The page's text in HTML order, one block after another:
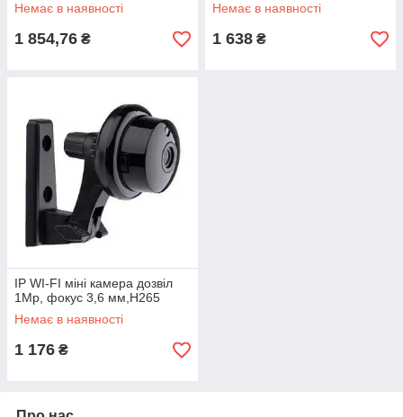
Немає в наявності
1 854,76 ₴
Немає в наявності
1 638 ₴
IP WI-FI міні камера дозвіл
1Mp, фокус 3,6 мм,H265
Немає в наявності
1 176 ₴